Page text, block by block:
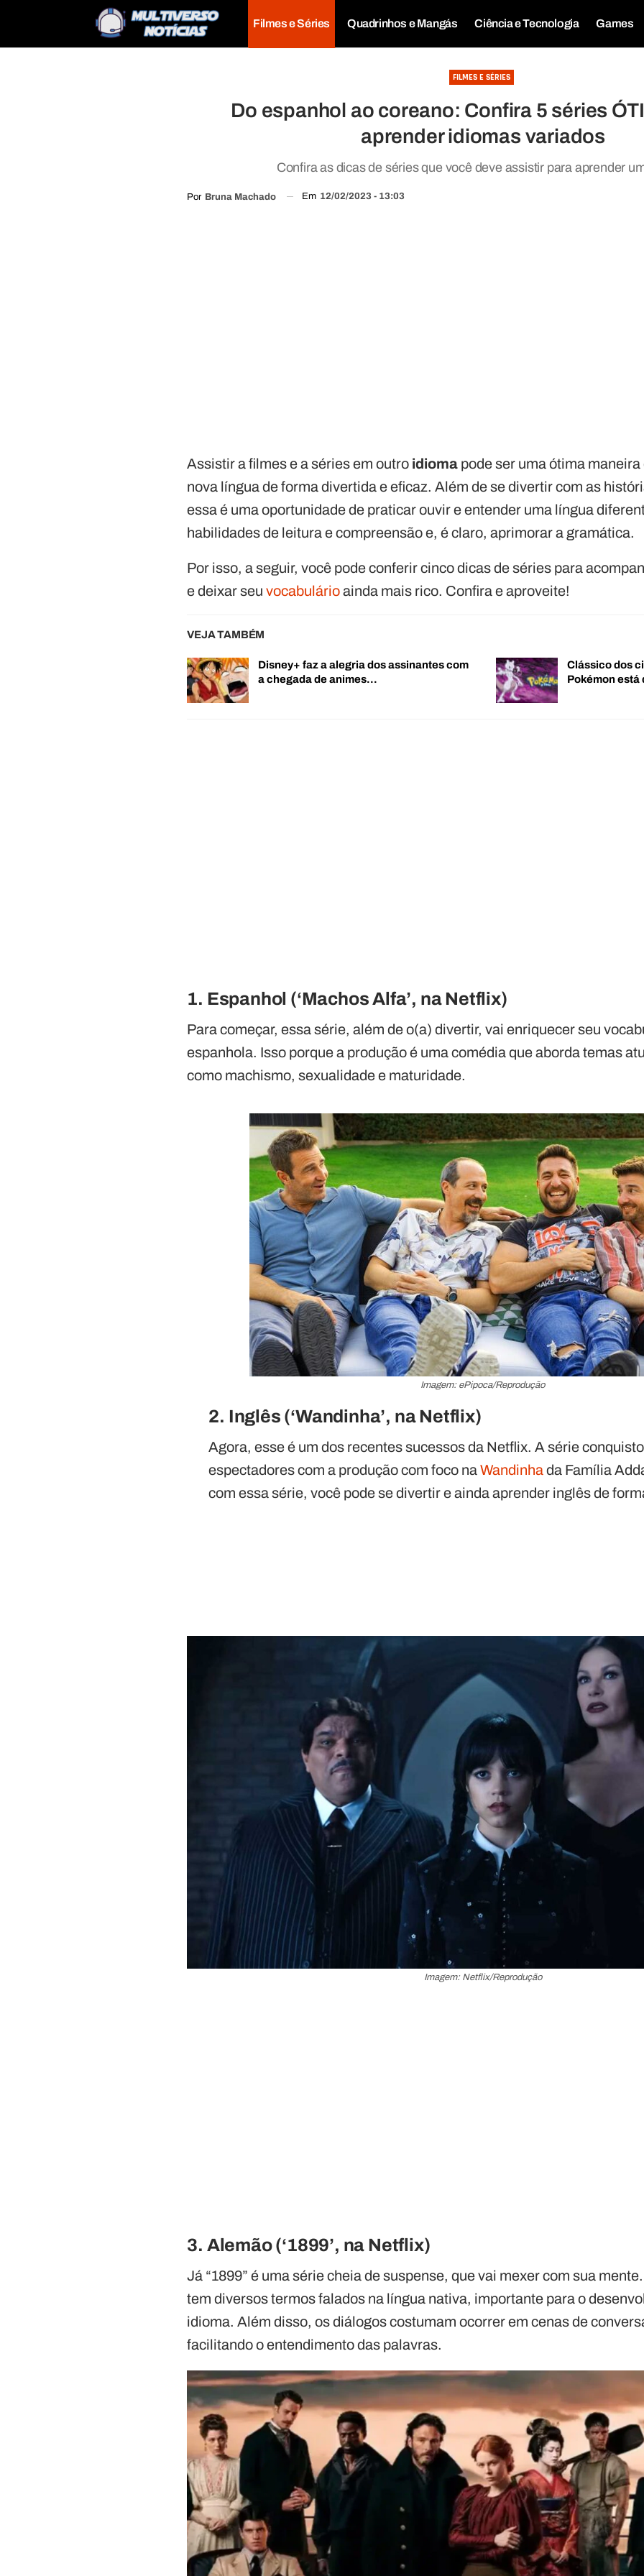
Filmes e Séries Quadrinhos e Mangás Ciência e Tecnologia Games
FILMES E SÉRIES
Do espanhol ao coreano: Confira 5 séries
aprender idiomas variados
Confira as dicas de séries que você deve assistir para aprender
Por Bruna Machado Em 12/02/2023 - 13:03
Assistir a filmes e a séries em outro idioma pode ser uma ótima
nova língua de forma divertida e eficaz. Além de se divertir com as
essa é uma oportunidade de praticar ouvir e entender uma língua
habilidades de leitura e compreensão e, é claro, aprimorar a gramática.
Por isso, a seguir, você pode conferir cinco dicas de séries para
e deixar seuvocabulárioainda mais rico. Confira e aproveite!
VEJA TAMBÉM
Disney+ faz a alegria dos assinantes com
a chegada de animes…
Clássico dos
Pokémon
1. Espanhol (‘Machos Alfa’, na Netflix)
Para começar, essa série, além de o(a) divertir, vai enriquecer seu
espanhola. Isso porque a produção é uma comédia que aborda temas
como machismo, sexualidade e maturidade.
Imagem: ePipoca/Reprodução
2. Inglês (‘Wandinha’, na Netflix)
Agora, esse é um dos recentes sucessos da Netflix. A série
espectadores com a produção com foco naWandinhada Família
com essa série, você pode se divertir e ainda aprender inglês de
Imagem: Netflix/Reprodução
3. Alemão (‘1899’, na Netflix)
Já “1899” é uma série cheia de suspense, que vai mexer com sua
tem diversos termos falados na língua nativa, importante para o
idioma. Além disso, os diálogos costumam ocorrer em cenas de
facilitando o entendimento das palavras.